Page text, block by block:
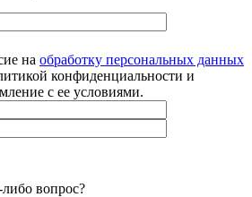
на обработку персональных данных
конфиденциальности и
с ее условиями.
вопрос?